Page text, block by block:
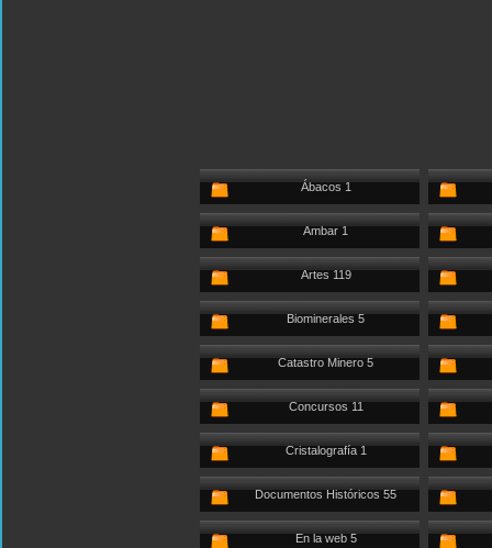
Ábacos 1
Ambar 1
Artes 119
Biominerales 5
Catastro Minero 5
Concursos 11
Cristalografía 1
Documentos Históricos 55
En la web 5